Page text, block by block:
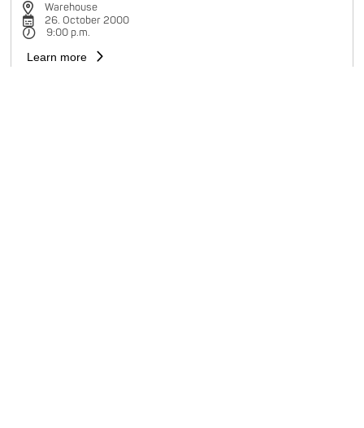
Warehouse
26. October 2000
9:00 p.m.
Learn more